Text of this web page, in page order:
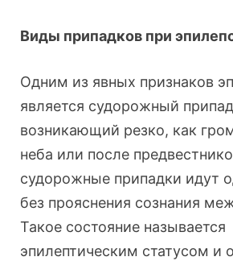
Виды припадков при
Одним из явных признаков
является судорожный
возникающий резко, как
неба или после
судорожные припадки идут
без прояснения сознания
Такое состояние называется
эпилептическим статусом и